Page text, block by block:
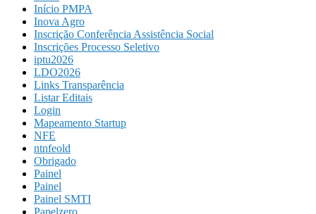
Início PMPA
Inova Agro
Inscrição Conferência Assistência Social
Inscrições Processo Seletivo
iptu2026
LDO2026
Links Transparência
Listar Editais
Login
Mapeamento Startup
NFE
ntnfeold
Obrigado
Painel
Painel
Painel SMTI